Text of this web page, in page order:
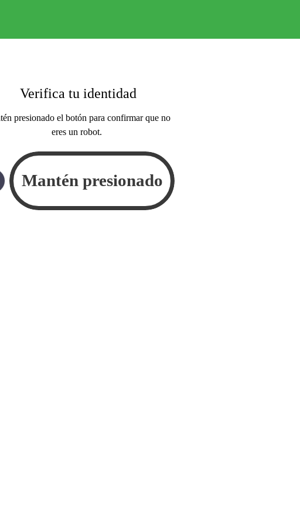
Verifica tu identidad
presionado el botón para confirmar que no
eres un robot.